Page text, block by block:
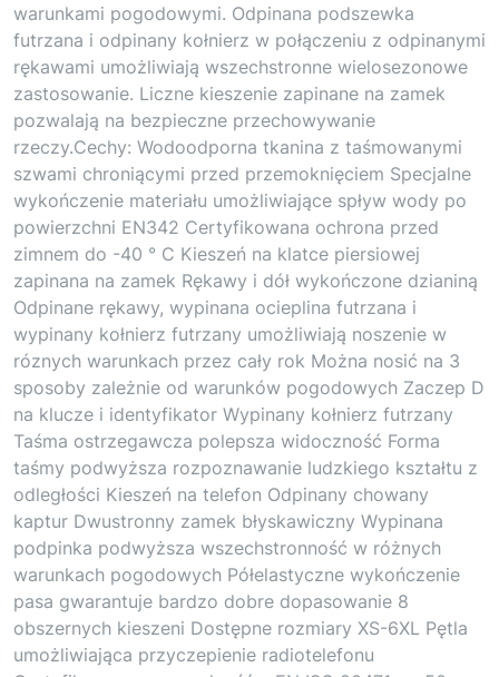
warunkami pogodowymi. Odpinana podszewka
futrzana i odpinany kołnierz w połączeniu z odpinanymi
rękawami umożliwiają wszechstronne wielosezonowe
zastosowanie. Liczne kieszenie zapinane na zamek
pozwalają na bezpieczne przechowywanie
rzeczy.Cechy: Wodoodporna tkanina z taśmowanymi
szwami chroniącymi przed przemoknięciem Specjalne
wykończenie materiału umożliwiające spływ wody po
powierzchni EN342 Certyfikowana ochrona przed
zimnem do -40 ° C Kieszeń na klatce piersiowej
zapinana na zamek Rękawy i dół wykończone dzianiną
Odpinane rękawy, wypinana ocieplina futrzana i
wypinany kołnierz futrzany umożliwiają noszenie w
róznych warunkach przez cały rok Można nosić na 3
sposoby zależnie od warunków pogodowych Zaczep D
na klucze i identyfikator Wypinany kołnierz futrzany
Taśma ostrzegawcza polepsza widoczność Forma
taśmy podwyższa rozpoznawanie ludzkiego kształtu z
odległości Kieszeń na telefon Odpinany chowany
kaptur Dwustronny zamek błyskawiczny Wypinana
podpinka podwyższa wszechstronność w różnych
warunkach pogodowych Półelastyczne wykończenie
pasa gwarantuje bardzo dobre dopasowanie 8
obszernych kieszeni Dostępne rozmiary XS-6XL Pętla
umożliwiająca przyczepienie radiotelefonu